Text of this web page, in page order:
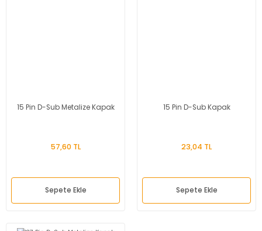
15 Pin D-Sub Metalize Kapak
57,60 TL
Sepete Ekle
15 Pin D-Sub Kapak
23,04 TL
Sepete Ekle